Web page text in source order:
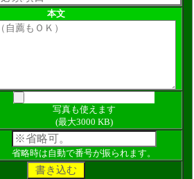
本文
写真も使えます
(最大3000 KB)
省略時は自動で番号が振られます。